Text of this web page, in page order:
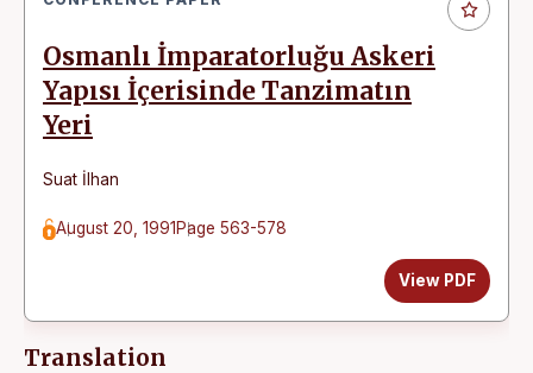
Osmanlı İmparatorluğu Askeri
Yapısı İçerisinde Tanzimatın
Yeri
Suat İlhan
August 20, 1991 Page 563-578
View PDF
Translation